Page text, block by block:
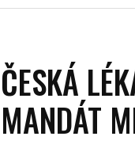
ČESKÁ
MANDÁT